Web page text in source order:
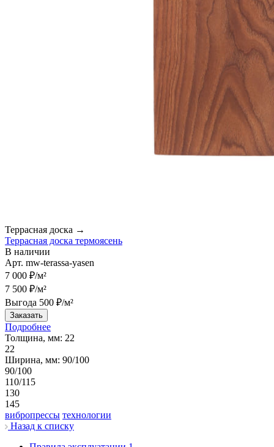
Террасная доска →
Террасная доска термоясень
В наличии
Арт. mw-terassa-yasen
7 000 ₽/м²
7 500 ₽/м²
Выгода 500 ₽/м²
Заказать
Подробнее
Толщина, мм: 22
22
Ширина, мм: 90/100
90/100
110/115
130
145
вибропрессы технологии
Назад к списку